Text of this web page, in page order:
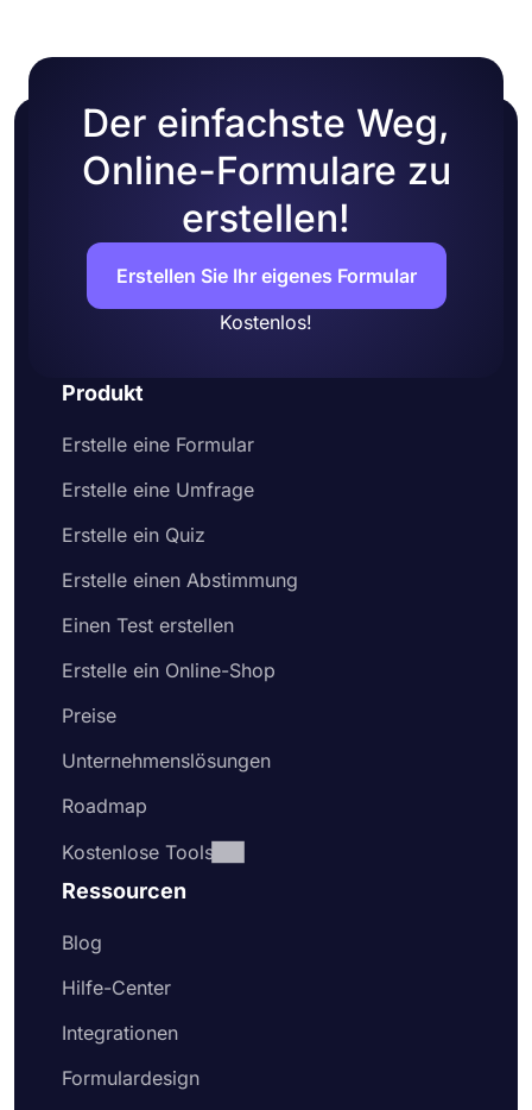
Der einfachste Weg,
Online-Formulare zu
erstellen!
Erstellen Sie Ihr eigenes Formular
Kostenlos!
Produkt
Erstelle eine Formular
Erstelle eine Umfrage
Erstelle ein Quiz
Erstelle einen Abstimmung
Einen Test erstellen
Erstelle ein Online-Shop
Preise
Unternehmenslösungen
Roadmap
Kostenlose Tools
Ressourcen
Blog
Hilfe-Center
Integrationen
Formulardesign